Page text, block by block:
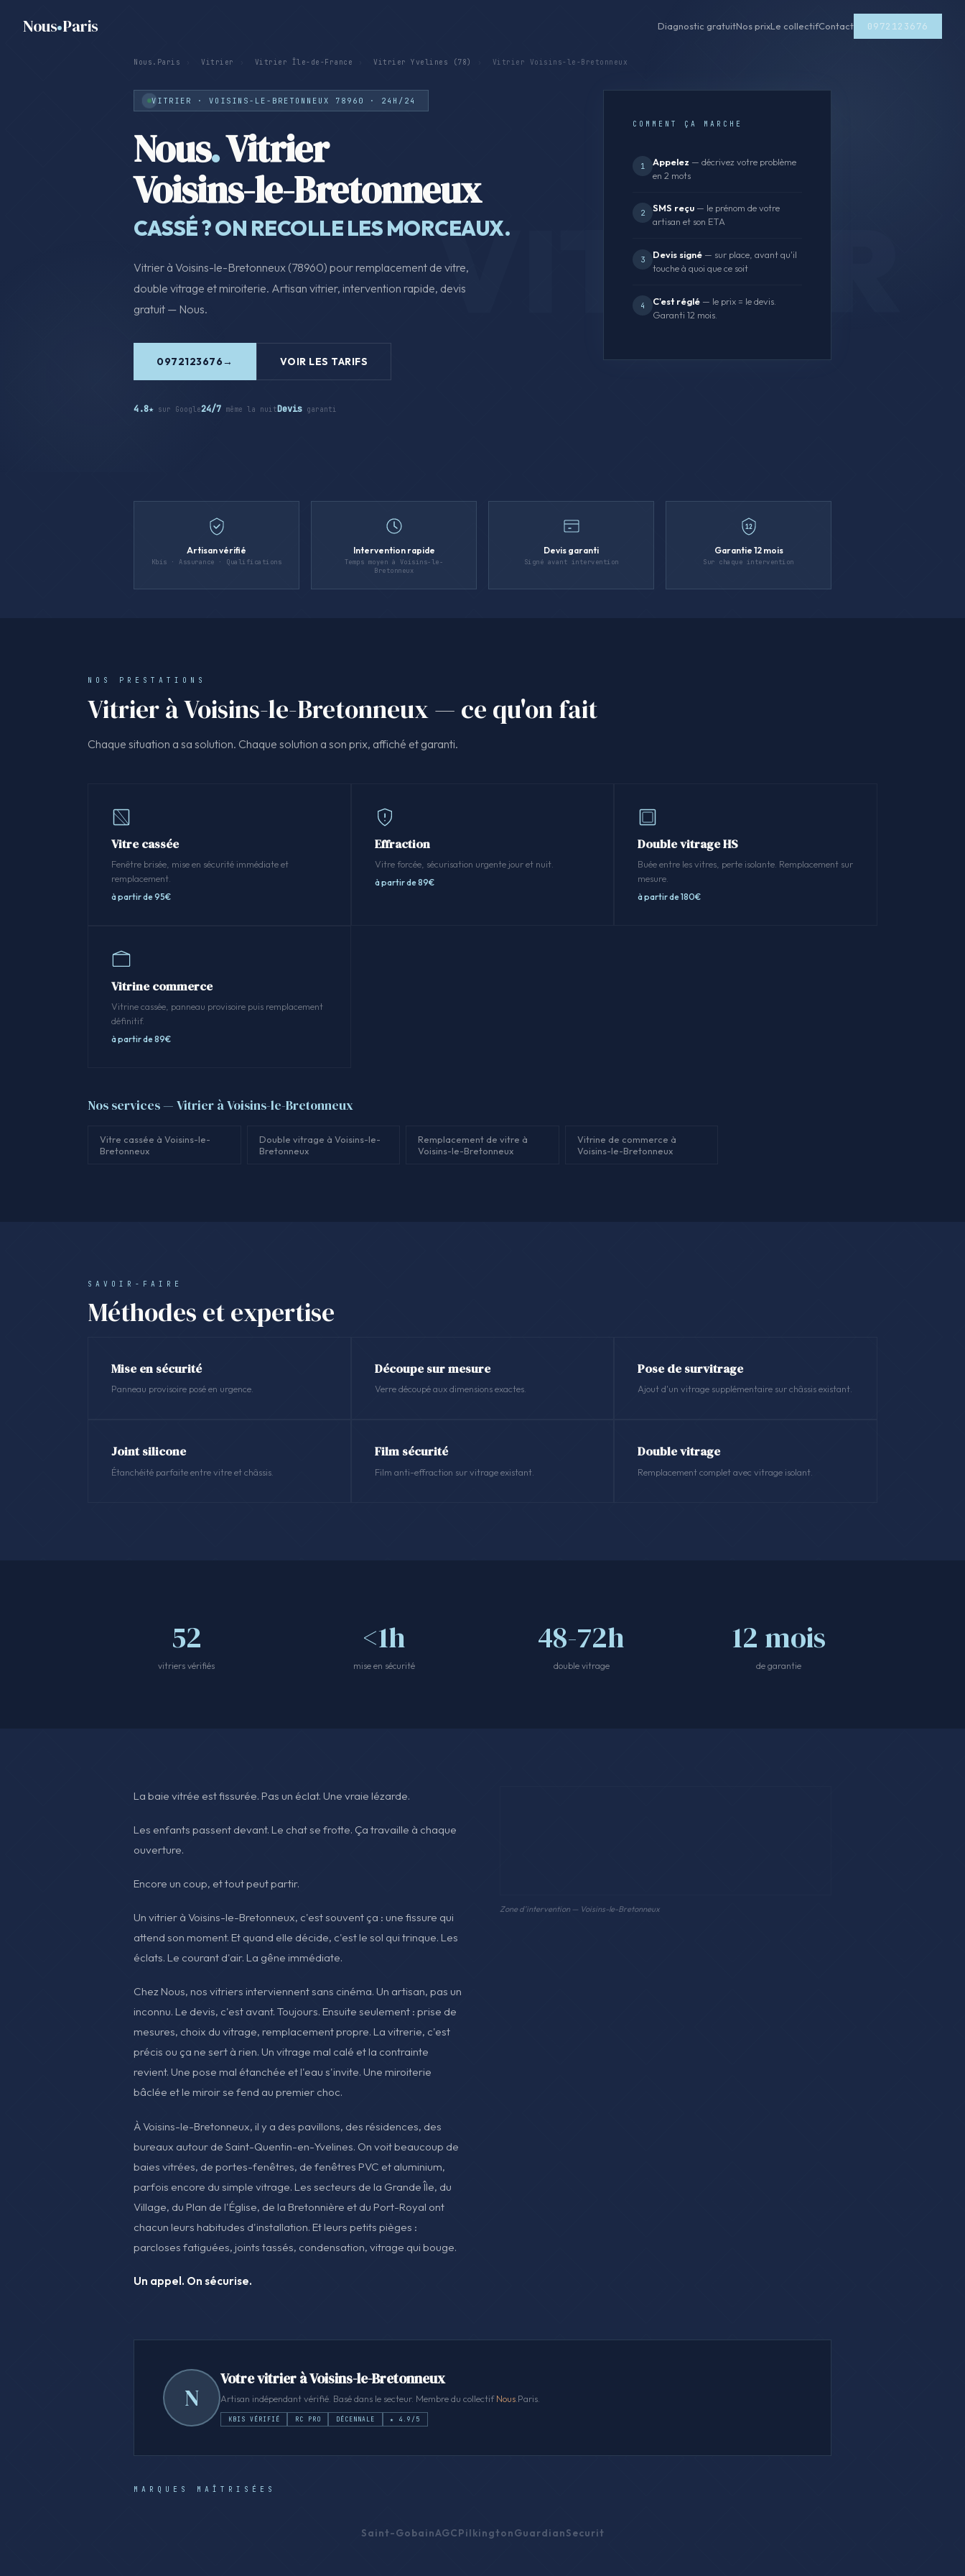
Nous Paris Diagnostic gratuitNos prixLe collectifContact 0972123676
Nous.Paris Vitrier Vitrier Île-de-France Vitrier Yvelines (78) Vitrier Voisins-le-Bretonneux
VITRIER · VOISINS-LE-BRETONNEUX 78960 · 24H/24
Nous.Vitrier
Voisins-le-Bretonneux
CASSÉ ? ON RECOLLE LES MORCEAUX.
Vitrier à Voisins-le-Bretonneux (78960) pour remplacement de vitre,
double vitrage et miroiterie. Artisan vitrier, intervention rapide, devis
gratuit — Nous.
0972123676 VOIR LES TARIFS
4.8★ sur Google24/7 même la nuitDevis garanti
COMMENT ÇA MARCHE
1 Appelez — décrivez votre problème
en 2 mots
2 SMS reçu — le prénom de votre
artisan et son ETA
3 Devis signé — sur place, avant qu'il
touche à quoi que ce soit
4 C'est réglé — le prix = le devis.
Garanti 12 mois.
Artisan vérifié
Kbis · Assurance · Qualifications
Intervention rapide
Temps moyen à Voisins-le-
Bretonneux
Devis garanti
Signé avant intervention
12
Garantie 12 mois
Sur chaque intervention
NOS PRESTATIONS
Vitrier à Voisins-le-Bretonneux — ce qu'on fait
Chaque situation a sa solution. Chaque solution a son prix, affiché et garanti.
Vitre cassée
Fenêtre brisée, mise en sécurité immédiate et
remplacement.
à partir de 95€
Effraction
Vitre forcée, sécurisation urgente jour et nuit.
à partir de 89€
Double vitrage HS
Buée entre les vitres, perte isolante. Remplacement sur
mesure.
à partir de 180€
Vitrine commerce
Vitrine cassée, panneau provisoire puis remplacement
définitif.
à partir de 89€
Nos services — Vitrier à Voisins-le-Bretonneux
Vitre cassée à Voisins-le-
Bretonneux
Double vitrage à Voisins-le-
Bretonneux
Remplacement de vitre à
Voisins-le-Bretonneux
Vitrine de commerce à
Voisins-le-Bretonneux
SAVOIR-FAIRE
Méthodes et expertise
Mise en sécurité
Panneau provisoire posé en urgence.
Découpe sur mesure
Verre découpé aux dimensions exactes.
Pose de survitrage
Ajout d'un vitrage supplémentaire sur châssis existant.
Joint silicone
Étanchéité parfaite entre vitre et châssis.
Film sécurité
Film anti-effraction sur vitrage existant.
Double vitrage
Remplacement complet avec vitrage isolant.
52
vitriers vérifiés
<1h
mise en sécurité
48-72h
double vitrage
12 mois
de garantie
La baie vitrée est fissurée. Pas un éclat. Une vraie lézarde.
Les enfants passent devant. Le chat se frotte. Ça travaille à chaque
ouverture.
Encore un coup, et tout peut partir.
Un vitrier à Voisins-le-Bretonneux, c'est souvent ça : une fissure qui
attend son moment. Et quand elle décide, c'est le sol qui trinque. Les
éclats. Le courant d'air. La gêne immédiate.
Chez Nous, nos vitriers interviennent sans cinéma. Un artisan, pas un
inconnu. Le devis, c'est avant. Toujours. Ensuite seulement : prise de
mesures, choix du vitrage, remplacement propre. La vitrerie, c'est
précis ou ça ne sert à rien. Un vitrage mal calé et la contrainte
revient. Une pose mal étanchée et l'eau s'invite. Une miroiterie
bâclée et le miroir se fend au premier choc.
À Voisins-le-Bretonneux, il y a des pavillons, des résidences, des
bureaux autour de Saint-Quentin-en-Yvelines. On voit beaucoup de
baies vitrées, de portes-fenêtres, de fenêtres PVC et aluminium,
parfois encore du simple vitrage. Les secteurs de la Grande Île, du
Village, du Plan de l'Église, de la Bretonnière et du Port-Royal ont
chacun leurs habitudes d'installation. Et leurs petits pièges :
parcloses fatiguées, joints tassés, condensation, vitrage qui bouge.
Un appel. On sécurise.
Zone d'intervention — Voisins-le-Bretonneux
N
Votre vitrier à Voisins-le-Bretonneux
Artisan indépendant vérifié. Basé dans le secteur. Membre du collectifNous .Paris.
KBIS VÉRIFIÉ RC PRO DÉCENNALE ★ 4.9/5
MARQUES MAÎTRISÉES
Saint-GobainAGCPilkingtonGuardianSecurit